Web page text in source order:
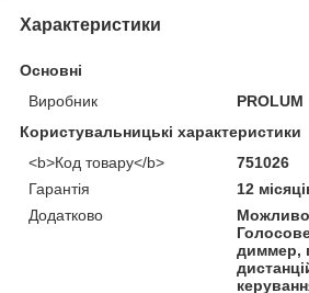
Характеристики
Основні
Виробник
PROLUM
Користувальницькі характеристики
<b>Код товару</b>
751026
Гарантія
12
Додатково
диммер,